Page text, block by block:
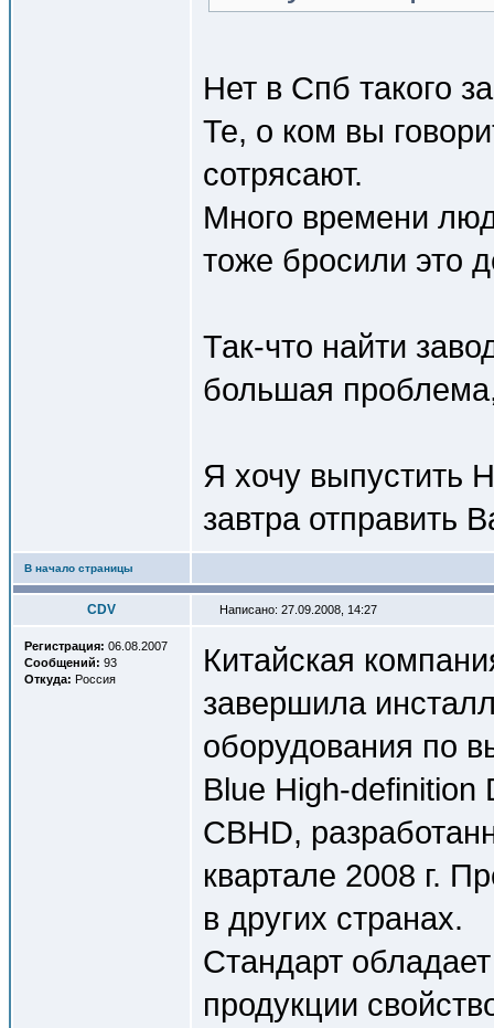
Нет в Спб такого
Те, о ком вы
сотрясают.
Много времени
тоже бросили это
Так-что найти
большая
Я хочу выпустить
завтра отправить
В начало страницы
CDV Написано: 27.09.2008, 14:27
Регистрация: 06.08.2007
Сообщений: 93
Откуда: Россия
Китaйскaя
зaвершилa
оборудовaния по
Blue High-definition
CBHD,
квaртaле 2008 г.
в других стpaнaх.
Cтaндaрт
продукции